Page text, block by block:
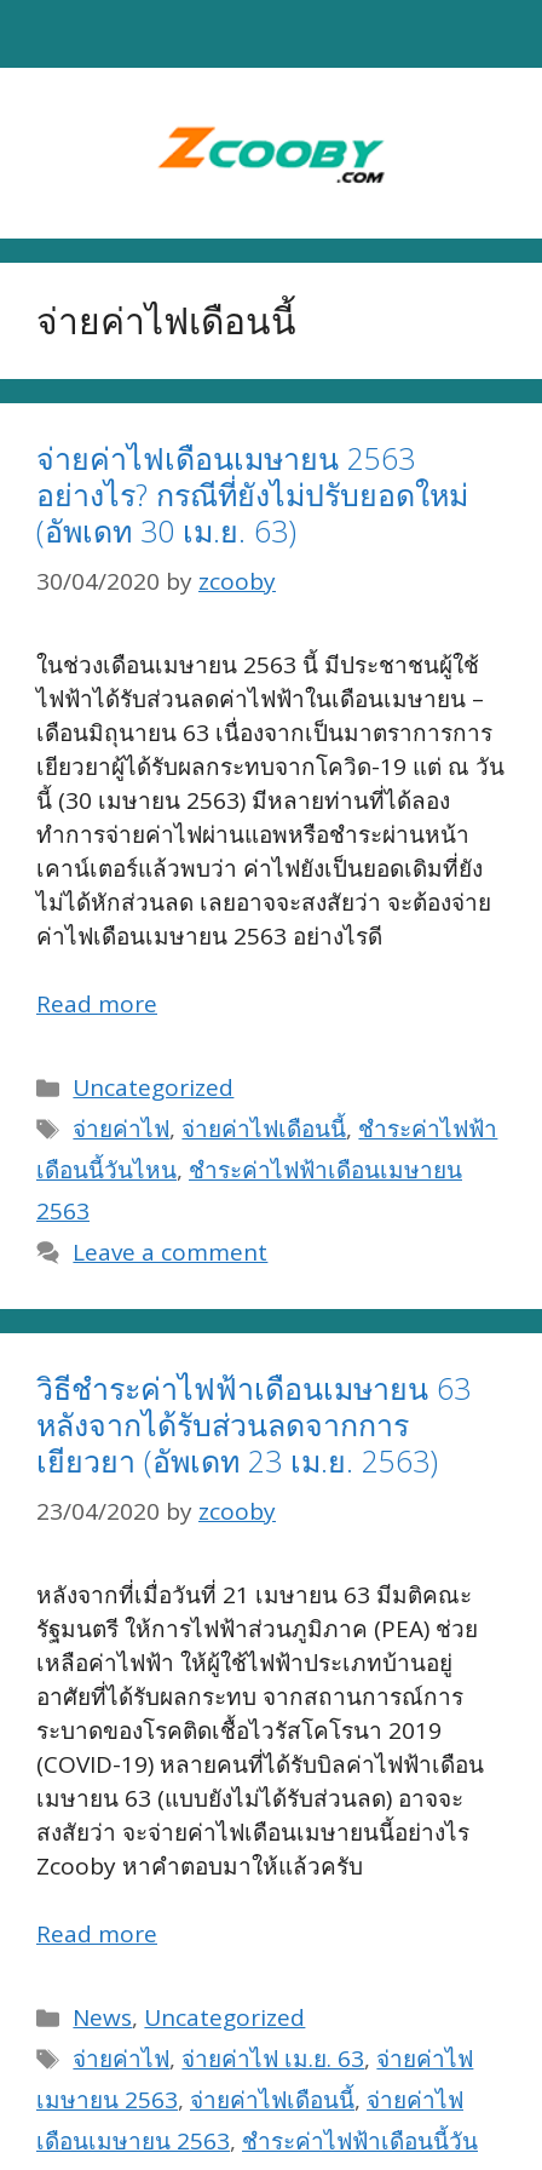
จ่ายค่าไฟเดือนนี้
จ่ายค่าไฟเดือนเมษายน 2563
อย่างไร? กรณีที่ยังไม่ปรับยอดใหม่
(อัพเดท 30 เม.ย. 63)
30/04/2020 by zcooby
ในช่วงเดือนเมษายน 2563 นี้ มีประชาชนผู้ใช้
ไฟฟ้าได้รับส่วนลดค่าไฟฟ้าในเดือนเมษายน –
เดือนมิถุนายน 63 เนื่องจากเป็นมาตราการการ
เยียวยาผู้ได้รับผลกระทบจากโควิด-19 แต่ ณ วัน
นี้ (30 เมษายน 2563) มีหลายท่านที่ได้ลอง
ทำการจ่ายค่าไฟผ่านแอพหรือชำระผ่านหน้า
เคาน์เตอร์แล้วพบว่า ค่าไฟยังเป็นยอดเดิมที่ยัง
ไม่ได้หักส่วนลด เลยอาจจะสงสัยว่า จะต้องจ่าย
ค่าไฟเดือนเมษายน 2563 อย่างไรดี
Read more
Categories
Uncategorized
Tags
จ่ายค่าไฟ, จ่ายค่าไฟเดือนนี้, ชำระค่าไฟฟ้า
เดือนนี้วันไหน, ชำระค่าไฟฟ้าเดือนเมษายน
2563
Leave a comment
วิธีชำระค่าไฟฟ้าเดือนเมษายน 63
หลังจากได้รับส่วนลดจากการ
เยียวยา (อัพเดท 23 เม.ย. 2563)
23/04/2020 by zcooby
หลังจากที่เมื่อวันที่ 21 เมษายน 63 มีมติคณะ
รัฐมนตรี ให้การไฟฟ้าส่วนภูมิภาค (PEA) ช่วย
เหลือค่าไฟฟ้า ให้ผู้ใช้ไฟฟ้าประเภทบ้านอยู่
อาศัยที่ได้รับผลกระทบ จากสถานการณ์การ
ระบาดของโรคติดเชื้อไวรัสโคโรนา 2019
(COVID-19) หลายคนที่ได้รับบิลค่าไฟฟ้าเดือน
เมษายน 63 (แบบยังไม่ได้รับส่วนลด) อาจจะ
สงสัยว่า จะจ่ายค่าไฟเดือนเมษายนนี้อย่างไร
Zcooby หาคำตอบมาให้แล้วครับ
Read more
Categories
News, Uncategorized
Tags
จ่ายค่าไฟ, จ่ายค่าไฟ เม.ย. 63, จ่ายค่าไฟ
เมษายน 2563, จ่ายค่าไฟเดือนนี้, จ่ายค่าไฟ
เดือนเมษายน 2563, ชำระค่าไฟฟ้าเดือนนี้วัน